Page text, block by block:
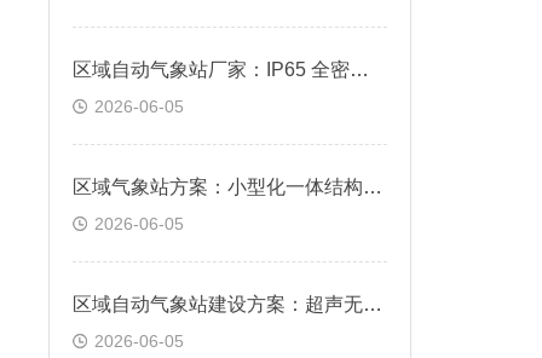
区域自动气象站厂家：IP65 全密封防护，露天野外耐高低温全天候工作
2026-06-05
区域气象站方案：小型化一体结构，简易立杆快速免布线安装
2026-06-05
区域自动气象站建设方案：超声无机械测风，防冻防尘常年稳定监测
2026-06-05